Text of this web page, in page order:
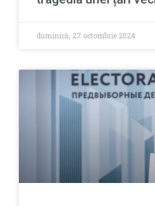
duminică, 27 octombrie 2024